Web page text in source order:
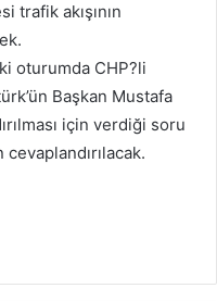
trafik akışının
oturumda CHP?li
Başkan Mustafa
için verdiği soru